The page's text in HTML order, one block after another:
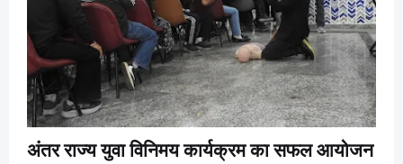
अंतर राज्य युवा विनिमय कार्यक्रम का सफल आयोजन